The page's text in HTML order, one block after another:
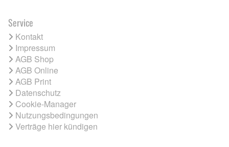
Service
Kontakt
Impressum
AGB Shop
AGB Online
AGB Print
Datenschutz
Cookie-Manager
Nutzungsbedingungen
Verträge hier kündigen